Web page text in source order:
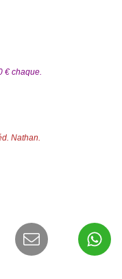
€ chaque.
Nathan.